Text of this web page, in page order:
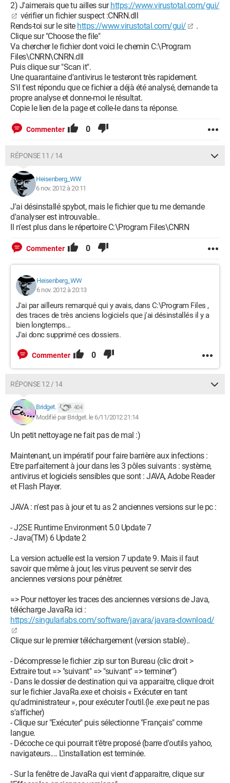
2) J'aimerais que tu ailles surhttps://www.virustotal.com/gui/
vérifier un fichier suspect :CNRN.dll
Rends-toi sur le site https://www.virustotal.com/gui/
.
Clique sur "Choose the file"
Va chercher le fichier dont voici le chemin C:\Program
Files\CNRN\CNRN.dll
Puis clique sur "Scan it".
Une quarantaine d'antivirus le testeront très rapidement.
S'il t'est répondu que ce fichier a déjà été analysé, demande ta
propre analyse et donne-moi le résultat.
Copie le lien de la page et colle-le dans ta réponse.
Commenter 0
RÉPONSE 11 / 14
Heisenberg_WW
6 nov. 2012 à 20:11
J'ai désinstallé spybot, mais le fichier que tu me demande
d'analyser est introuvable..
Il n'est plus dans le répertoire C:\Program Files\CNRN
Commenter 0
Heisenberg_WW
6 nov. 2012 à 20:13
J'ai par ailleurs remarqué qui y avais, dans C:\Program Files ,
des traces de très anciens logiciels que j'ai désinstallés il y a
bien longtemps...
J'ai donc supprimé ces dossiers.
Commenter 0
RÉPONSE 12 / 14
Bridget. 404
Modifié par Bridget. le 6/11/2012 21:14
Un petit nettoyage ne fait pas de mal :)
Maintenant, un impératif pour faire barrière aux infections :
Etre parfaitement à jour dans les 3 pôles suivants : système,
antivirus et logiciels sensibles que sont : JAVA, Adobe Reader
et Flash Player.
JAVA : n'est pas à jour et tu as 2 anciennes versions sur le pc :
- J2SE Runtime Environment 5.0 Update 7
- Java(TM) 6 Update 2
La version actuelle est la version 7 update 9. Mais il faut
savoir que même à jour, les virus peuvent se servir des
anciennes versions pour pénètrer.
=> Pour nettoyer les traces des anciennes versions de Java,
télécharge JavaRa ici :
https://singularlabs.com/software/javara/javara-download/
Clique sur le premier téléchargement (version stable)..
- Décompresse le fichier .zip sur ton Bureau (clic droit >
Extraire tout => "suivant" => "suivant" => terminer")
- Dans le dossier de destination qui va apparaitre, clique droit
sur le fichier JavaRa.exe et choisis « Exécuter en tant
qu'administrateur », pour exécuter l'outil.(le .exe peut ne pas
s'afficher)
- Clique sur "Exécuter" puis sélectionne "Français" comme
langue.
- Décoche ce qui pourrait t'être proposé (barre d'outils yahoo,
navigateurs.... L'installation est terminée.
- Sur la fenêtre de JavaRa qui vient d'apparaitre, clique sur